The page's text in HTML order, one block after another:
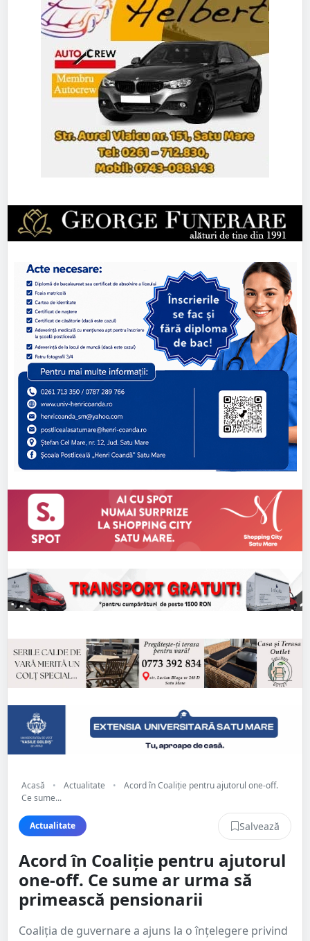
Acasă • Actualitate •
Acord în Coaliție pentru ajutorul one-off.
Ce sume...
Actualitate Salvează
Acord în Coaliție pentru ajutorul
one-off. Ce sume ar urma să
primească pensionarii
Coaliția de guvernare a ajuns la o înțelegere privind